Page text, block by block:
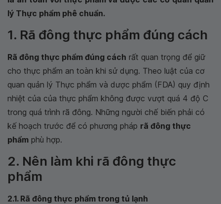
lý Thực phẩm phê chuẩn.
1. Rã đông thực phẩm đúng cách
Rã đông thực phẩm đúng cách rất quan trọng để giữ
cho thực phẩm an toàn khi sử dụng. Theo luật của cơ
quan quản lý Thực phẩm và dược phẩm (FDA) quy định
nhiệt của của thực phẩm không được vượt quá 4 độ C
trong quá trình rã đông. Những người chế biến phải có
kế hoạch trước để có phương pháp rã đông thực
phẩm phù hợp.
2. Nên làm khi rã đông thực
phẩm
2.1. Rã đông thực phẩm trong tủ lạnh